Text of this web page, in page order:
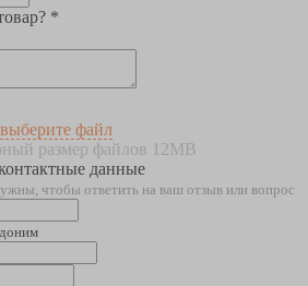
*
выберите файл
размер файлов 12MB
данные
чтобы ответить на ваш отзыв или вопрос